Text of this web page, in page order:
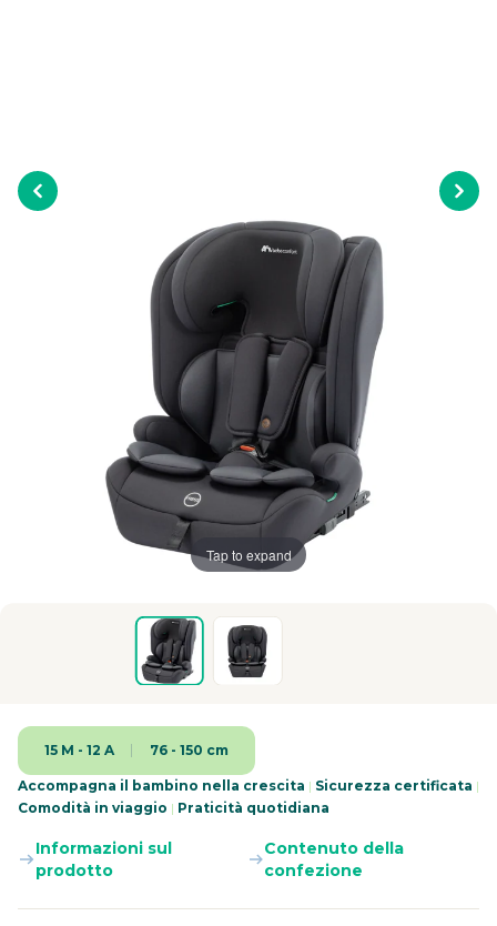
Tap to expand
15 M - 12 A 76 - 150 cm
Accompagna il bambino nella crescita | Sicurezza certificata |
Comodità in viaggio | Praticità quotidiana
Informazioni sul
prodotto
Contenuto della
confezione